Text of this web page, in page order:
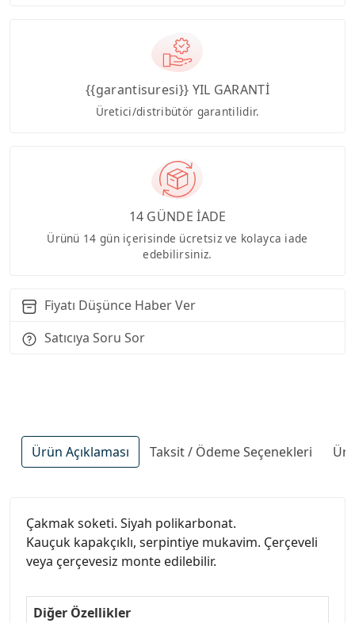
{{garantisuresi}} YIL GARANTİ
Üretici/distribütör garantilidir.
14 GÜNDE İADE
Ürünü 14 gün içerisinde ücretsiz ve kolayca iade
edebilirsiniz.
Fiyatı Düşünce Haber Ver
Satıcıya Soru Sor
Ürün Açıklaması Taksit / Ödeme Seçenekleri
Çakmak soketi. Siyah polikarbonat.
Kauçuk kapakçıklı, serpintiye mukavim. Çerçeveli
veya çerçevesiz monte edilebilir.
Diğer Özellikler